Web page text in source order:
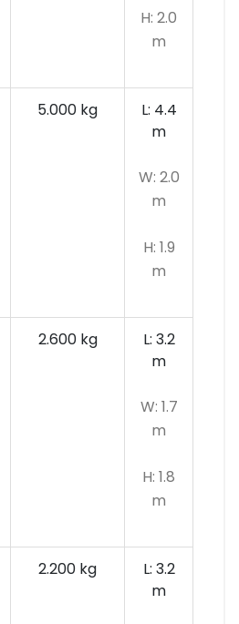
H: 2.0
m
5.000 kg
L: 4.4
m
W: 2.0
m
H: 1.9
m
2.600 kg
L: 3.2
m
W: 1.7
m
H: 1.8
m
2.200 kg
L: 3.2
m